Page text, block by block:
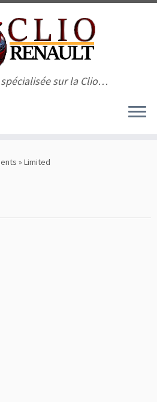
sur la Clio…
» Limited